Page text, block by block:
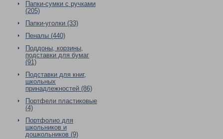
Папки-сумки с ручками
(205)
Папки-уголки (33)
Пеналы (440)
Поддоны, корзины,
подставки для бумаг
(91)
Подставки для книг,
школьных
принадлежностей (86)
Портфели пластиковые
(4)
Портфолио для
школьников и
дошкольников (9)